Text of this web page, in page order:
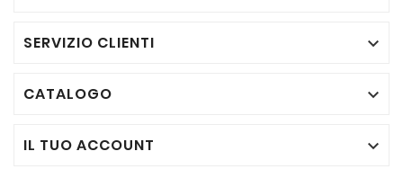
SERVIZIO CLIENTI 
CATALOGO 
IL TUO ACCOUNT 